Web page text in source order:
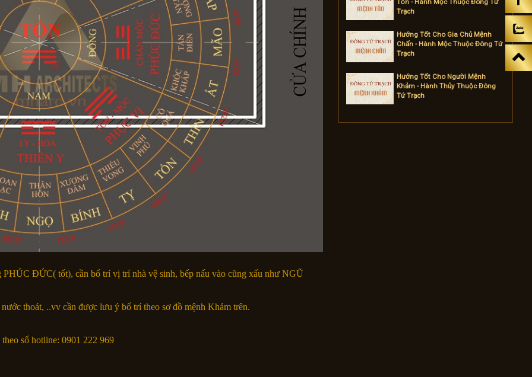
ĐỨC( tốt), cần bố trí vị trí nhà vệ sinh, bếp nấu vào cũng xấu như NGŨ
thoát, ..vv cần được lưu ý bố trí theo sơ đồ mệnh Khảm trên.
số hotline: 0901 222 969
Trạch
Hướng Tốt Cho Gia Chủ Mệnh
Chấn - Hành Mộc Thuộc Đông Tứ
Trạch
Hướng Tốt Cho Người Mệnh
Khảm - Hành Thủy Thuộc Đông
Tứ Trạch